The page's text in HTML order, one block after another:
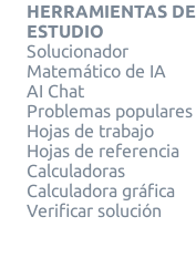
HERRAMIENTAS DE
ESTUDIO
Solucionador
Matemático de IA
AI Chat
Problemas populares
Hojas de trabajo
Hojas de referencia
Calculadoras
Calculadora gráfica
Verificar solución